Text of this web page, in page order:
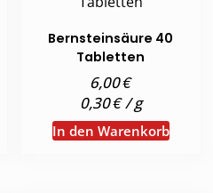
Bernsteinsäure 40
Tabletten
6,00€
0,30€/g
In den Warenkorb